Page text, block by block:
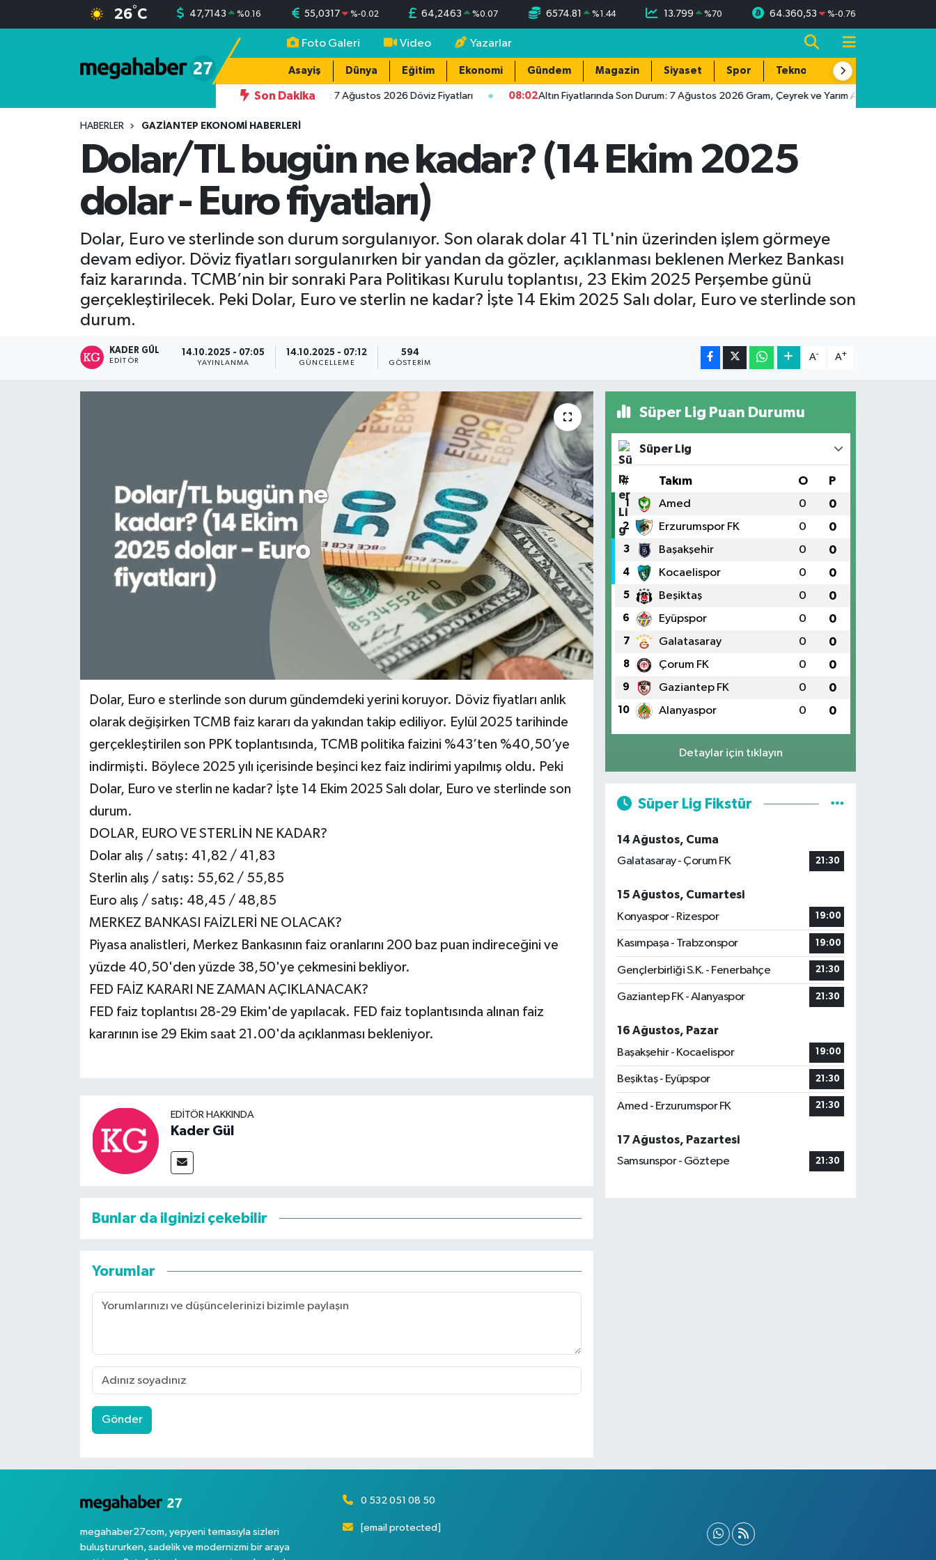
26°C 47,7143 %0.16 55,0317 %-0.02 64,2463 %0.07 6574.81 %1.44 13.799 %70 64.360,53 %-0.76
Foto Galeri Video Yazarlar
Asayiş Dünya Eğitim Ekonomi Gündem Magazin Siyaset Spor Teknoloji
Son Dakika
Dolar/TL ve Euro’da Güncel Rakamlar: 7 Ağustos 2026 Döviz Fiyatları 08:02Altın Fiyatlarında Son Durum: 7 Ağustos 2026 Gram, Çeyrek ve Yarım Altın Fiyatları
HABERLER GAZIANTEP EKONOMI HABERLERI
Dolar/TL bugün ne kadar? (14 Ekim 2025
dolar - Euro fiyatları)
Dolar, Euro ve sterlinde son durum sorgulanıyor. Son olarak dolar 41 TL'nin üzerinden işlem görmeye
devam ediyor. Döviz fiyatları sorgulanırken bir yandan da gözler, açıklanması beklenen Merkez Bankası
faiz kararında. TCMB’nin bir sonraki Para Politikası Kurulu toplantısı, 23 Ekim 2025 Perşembe günü
gerçekleştirilecek. Peki Dolar, Euro ve sterlin ne kadar? İşte 14 Ekim 2025 Salı dolar, Euro ve sterlinde son
durum.
KADER GÜL
EDITÖR
14.10.2025 - 07:05
YAYINLANMA
14.10.2025 - 07:12
GÜNCELLEME
594
GÖSTERIM
A- A+
Dolar, Euro e sterlinde son durum gündemdeki yerini koruyor. Döviz fiyatları anlık
olarak değişirken TCMB faiz kararı da yakından takip ediliyor. Eylül 2025 tarihinde
gerçekleştirilen son PPK toplantısında, TCMB politika faizini %43’ten %40,50’ye
indirmişti. Böylece 2025 yılı içerisinde beşinci kez faiz indirimi yapılmış oldu. Peki
Dolar, Euro ve sterlin ne kadar? İşte 14 Ekim 2025 Salı dolar, Euro ve sterlinde son
durum.
DOLAR, EURO VE STERLİN NE KADAR?
Dolar alış / satış: 41,82 / 41,83
Sterlin alış / satış: 55,62 / 55,85
Euro alış / satış: 48,45 / 48,85
MERKEZ BANKASI FAİZLERİ NE OLACAK?
Piyasa analistleri, Merkez Bankasının faiz oranlarını 200 baz puan indireceğini ve
yüzde 40,50'den yüzde 38,50'ye çekmesini bekliyor.
FED FAİZ KARARI NE ZAMAN AÇIKLANACAK?
FED faiz toplantısı 28-29 Ekim'de yapılacak. FED faiz toplantısında alınan faiz
kararının ise 29 Ekim saat 21.00'da açıklanması bekleniyor.
EDITÖR HAKKINDA
Kader Gül
Bunlar da ilginizi çekebilir
Yorumlar
Gönder
Süper Lig Puan Durumu
Süper Lig
# Takım O P
1 Amed 0 0
2 Erzurumspor FK 0 0
3 Başakşehir 0 0
4 Kocaelispor 0 0
5 Beşiktaş 0 0
6 Eyüpspor 0 0
7 Galatasaray 0 0
8 Çorum FK 0 0
9 Gaziantep FK 0 0
10 Alanyaspor 0 0
Detaylar için tıklayın
Süper Lig Fikstür
14 Ağustos, Cuma
Galatasaray - Çorum FK
21:30
15 Ağustos, Cumartesi
Konyaspor - Rizespor
19:00
Kasımpaşa - Trabzonspor 19:00
Gençlerbirliği S.K. - Fenerbahçe 21:30
Gaziantep FK - Alanyaspor 21:30
16 Ağustos, Pazar
Başakşehir - Kocaelispor
19:00
Beşiktaş - Eyüpspor 21:30
Amed - Erzurumspor FK 21:30
17 Ağustos, Pazartesi
Samsunspor - Göztepe
21:30
megahaber27com, yepyeni temasıyla sizleri
buluştururken, sadelik ve modernizmi bir araya
0 532 051 08 50
[email protected]
Süper Lig Puan Durumu ve Fikstür
Tüm Manşetler
Son Dakika Haberleri
Haber Arşivi